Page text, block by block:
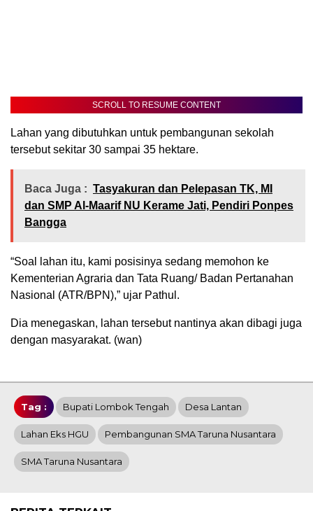
SCROLL TO RESUME CONTENT
Lahan yang dibutuhkan untuk pembangunan sekolah
tersebut sekitar 30 sampai 35 hektare.
Baca Juga : Tasyakuran dan Pelepasan TK, MI
dan SMP Al-Maarif NU Kerame Jati, Pendiri Ponpes
Bangga
“Soal lahan itu, kami posisinya sedang memohon ke
Kementerian Agraria dan Tata Ruang/ Badan Pertanahan
Nasional (ATR/BPN),” ujar Pathul.
Dia menegaskan, lahan tersebut nantinya akan dibagi juga
dengan masyarakat. (wan)
Tag : Bupati Lombok Tengah Desa Lantan
Lahan Eks HGU Pembangunan SMA Taruna Nusantara
SMA Taruna Nusantara